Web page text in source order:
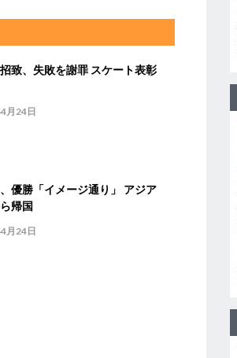
致、失敗を謝罪 スケート表彰
月24日
優勝「イメージ通り」 アジア
帰国
月24日